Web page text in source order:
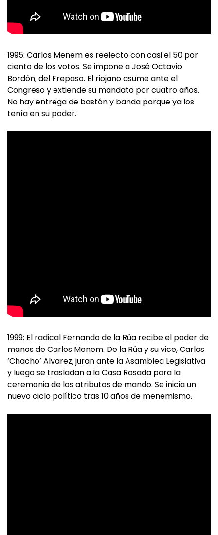
1995: Carlos Menem es reelecto con casi el 50 por
ciento de los votos. Se impone a José Octavio
Bordón, del Frepaso. El riojano asume ante el
Congreso y extiende su mandato por cuatro años.
No hay entrega de bastón y banda porque ya los
tenía en su poder.
1999: El radical Fernando de la Rúa recibe el poder de
manos de Carlos Menem. De la Rúa y su vice, Carlos
‘Chacho’ Alvarez, juran ante la Asamblea Legislativa
y luego se trasladan a la Casa Rosada para la
ceremonia de los atributos de mando. Se inicia un
nuevo ciclo político tras 10 años de menemismo.